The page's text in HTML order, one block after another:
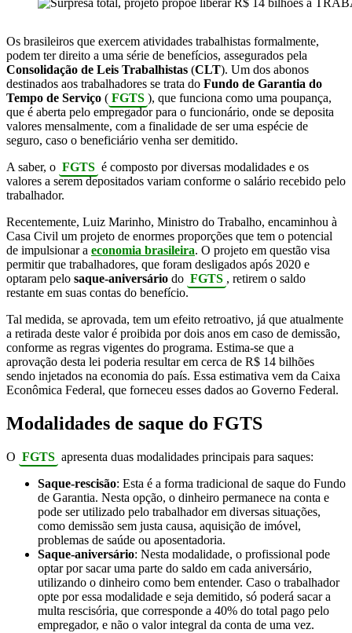
Os brasileiros que exercem atividades trabalhistas formalmente,
podem ter direito a uma série de benefícios, assegurados pela
Consolidação de Leis Trabalhistas (CLT). Um dos abonos
destinados aos trabalhadores se trata do Fundo de Garantia do
Tempo de Serviço ( FGTS ), que funciona como uma poupança,
que é aberta pelo empregador para o funcionário, onde se deposita
valores mensalmente, com a finalidade de ser uma espécie de
seguro, caso o beneficiário venha ser demitido.
A saber, o FGTS é composto por diversas modalidades e os
valores a serem depositados variam conforme o salário recebido pelo
trabalhador.
Recentemente, Luiz Marinho, Ministro do Trabalho, encaminhou à
Casa Civil um projeto de enormes proporções que tem o potencial
de impulsionar a economia brasileira. O projeto em questão visa
permitir que trabalhadores, que foram desligados após 2020 e
optaram pelo saque-aniversário do FGTS , retirem o saldo
restante em suas contas do benefício.
Tal medida, se aprovada, tem um efeito retroativo, já que atualmente
a retirada deste valor é proibida por dois anos em caso de demissão,
conforme as regras vigentes do programa. Estima-se que a
aprovação desta lei poderia resultar em cerca de R$ 14 bilhões
sendo injetados na economia do país. Essa estimativa vem da Caixa
Econômica Federal, que forneceu esses dados ao Governo Federal.
Modalidades de saque do FGTS
O FGTS apresenta duas modalidades principais para saques:
Saque-rescisão: Esta é a forma tradicional de saque do Fundo
de Garantia. Nesta opção, o dinheiro permanece na conta e
pode ser utilizado pelo trabalhador em diversas situações,
como demissão sem justa causa, aquisição de imóvel,
problemas de saúde ou aposentadoria.
Saque-aniversário: Nesta modalidade, o profissional pode
optar por sacar uma parte do saldo em cada aniversário,
utilizando o dinheiro como bem entender. Caso o trabalhador
opte por essa modalidade e seja demitido, só poderá sacar a
multa rescisória, que corresponde a 40% do total pago pelo
empregador, e não o valor integral da conta de uma vez.